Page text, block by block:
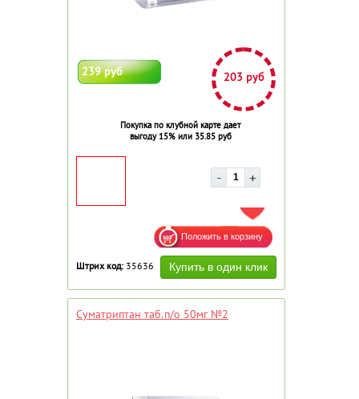
239 руб 203 руб
Покупка по клубной карте дает
выгоду 15% или 35.85 руб
ДОБАВИТЬ В ИЗБРАННОЕ
Штрих код: 35636
Суматриптан таб.п/о 50мг №2